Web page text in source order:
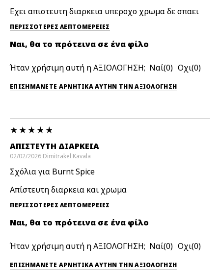
Εχει απιστευτη διαρκεια υπεροχο χρωμα δε σπαει
ΠΕΡΙΣΣΌΤΕΡΕΣ ΛΕΠΤΟΜΈΡΕΙΕΣ
Ναι, θα το πρότεινα σε ένα φίλο
Ήταν χρήσιμη αυτή η ΑΞΙΟΛΟΓΗΣΗ; 0 0
ΕΠΙΣΗΜΆΝΕΤΕ ΑΡΝΗΤΙΚΆ ΑΥΤΉΝ ΤΗΝ ΑΞΙΟΛΟΓΗΣΗ
ΑΠΊΣΤΕΥΤΗ ΔΙΑΡΚΕΙΑ
02/02/2026 Dimitrakel Kavala
Σχόλια για Burnt Spice
Απίστευτη διαρκεια και χρωμα
ΠΕΡΙΣΣΌΤΕΡΕΣ ΛΕΠΤΟΜΈΡΕΙΕΣ
Ναι, θα το πρότεινα σε ένα φίλο
Ήταν χρήσιμη αυτή η ΑΞΙΟΛΟΓΗΣΗ; 0 0
ΕΠΙΣΗΜΆΝΕΤΕ ΑΡΝΗΤΙΚΆ ΑΥΤΉΝ ΤΗΝ ΑΞΙΟΛΟΓΗΣΗ